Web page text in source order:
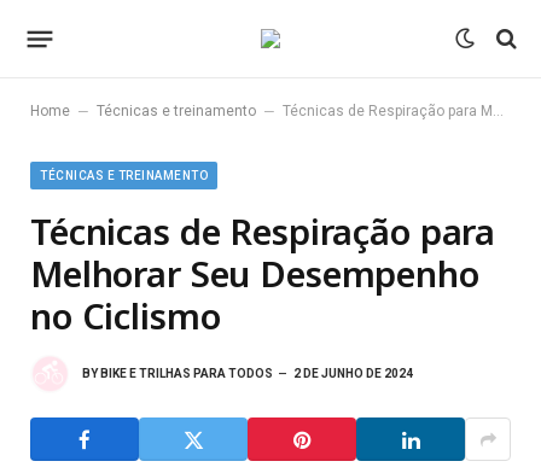
Home – Técnicas e treinamento – Técnicas de Respiração para Melhorar Seu Desempenho no Ciclismo
TÉCNICAS E TREINAMENTO
Técnicas de Respiração para
Melhorar Seu Desempenho
no Ciclismo
BY BIKE E TRILHAS PARA TODOS 2 DE JUNHO DE 2024